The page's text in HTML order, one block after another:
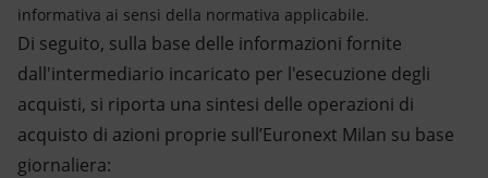
informativa ai sensi della normativa applicabile.
Di seguito, sulla base delle informazioni fornite
dall'intermediario incaricato per l'esecuzione degli
acquisti, si riporta una sintesi delle operazioni di
acquisto di azioni proprie sull’Euronext Milan su base
giornaliera: